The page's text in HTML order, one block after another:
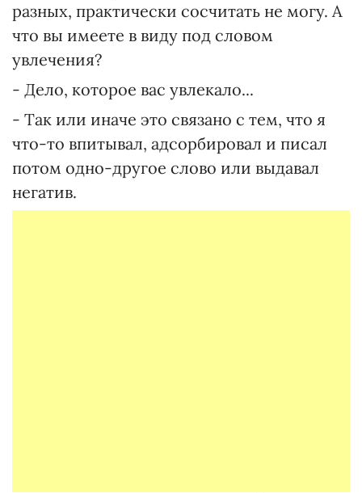
разных, практически сосчитать не могу. А
что вы имеете в виду под словом
увлечения?
- Дело, которое вас увлекало...
- Так или иначе это связано с тем, что я
что-то впитывал, адсорбировал и писал
потом одно-другое слово или выдавал
негатив.